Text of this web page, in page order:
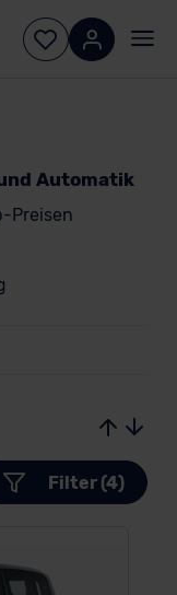
Automatik
Preisen
Filter (4)